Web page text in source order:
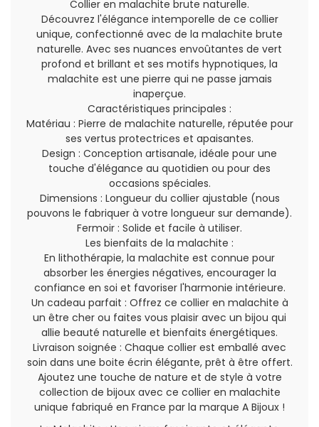
Collier en malachite brute naturelle.
Découvrez l'élégance intemporelle de ce collier
unique, confectionné avec de la malachite brute
naturelle. Avec ses nuances envoûtantes de vert
profond et brillant et ses motifs hypnotiques, la
malachite est une pierre qui ne passe jamais
inaperçue.
Caractéristiques principales :
Matériau : Pierre de malachite naturelle, réputée pour
ses vertus protectrices et apaisantes.
Design : Conception artisanale, idéale pour une
touche d'élégance au quotidien ou pour des
occasions spéciales.
Dimensions : Longueur du collier ajustable (nous
pouvons le fabriquer à votre longueur sur demande).
Fermoir : Solide et facile à utiliser.
Les bienfaits de la malachite :
En lithothérapie, la malachite est connue pour
absorber les énergies négatives, encourager la
confiance en soi et favoriser l'harmonie intérieure.
Un cadeau parfait : Offrez ce collier en malachite à
un être cher ou faites vous plaisir avec un bijou qui
allie beauté naturelle et bienfaits énergétiques.
Livraison soignée : Chaque collier est emballé avec
soin dans une boite écrin élégante, prêt à être offert.
Ajoutez une touche de nature et de style à votre
collection de bijoux avec ce collier en malachite
unique fabriqué en France par la marque A Bijoux !